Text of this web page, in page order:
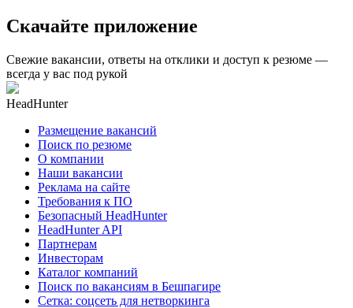
Скачайте приложение
Свежие вакансии, ответы на отклики и доступ к резюме —
всегда у вас под рукой
HeadHunter
Размещение вакансий
Поиск по резюме
О компании
Наши вакансии
Реклама на сайте
Требования к ПО
Безопасный HeadHunter
HeadHunter API
Партнерам
Инвесторам
Каталог компаний
Поиск по вакансиям в Бешпагире
Сетка: соцсеть для нетворкинга